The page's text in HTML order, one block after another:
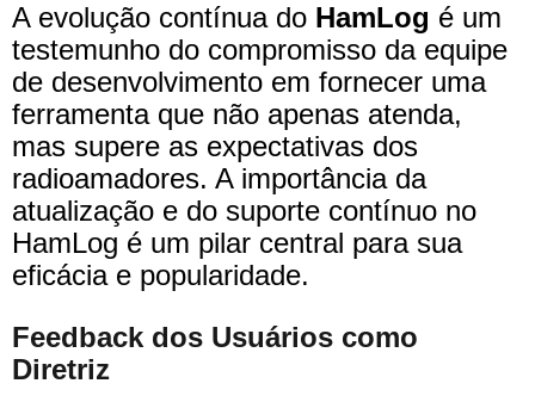
A evolução contínua do HamLog é um
testemunho do compromisso da equipe
de desenvolvimento em fornecer uma
ferramenta que não apenas atenda,
mas supere as expectativas dos
radioamadores. A importância da
atualização e do suporte contínuo no
HamLog é um pilar central para sua
eficácia e popularidade.
Feedback dos Usuários como
Diretriz